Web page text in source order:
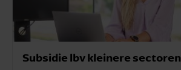
Subsidie lbv kleinere sectoren